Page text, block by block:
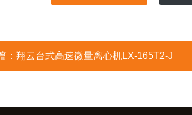
： 翔云台式高速微量离心机LX-165T2-J